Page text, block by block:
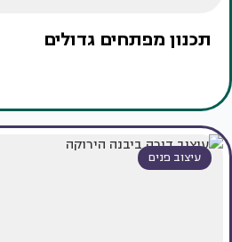
תכנון מפתחים גדולים
עיצוב פנים